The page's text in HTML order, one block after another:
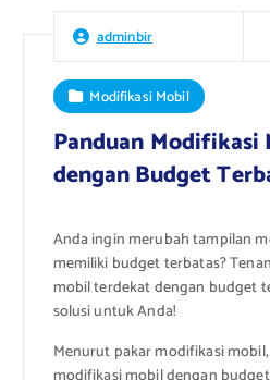
adminbir
Modifikasi Mobil
Panduan
dengan Budget
Anda ingin merubah tampilan
memiliki budget terbatas?
mobil terdekat dengan budget
solusi untuk Anda!
Menurut pakar modifikasi